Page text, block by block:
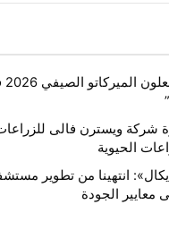
شركة ويسترن فالى
الحيوية
انتهينا من تطوير
معايير الجودة